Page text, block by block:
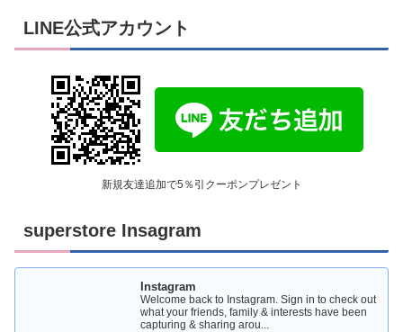
LINE公式アカウント
新規友達追加で5％引クーポンプレゼント
superstore Insagram
Instagram
Welcome back to Instagram. Sign in to check out
what your friends, family & interests have been
capturing & sharing arou...